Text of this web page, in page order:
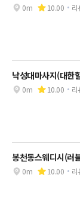
0m 10.00 리
낙성대마사지(대한
0m 10.00 리
봉천동스웨디시(러
0m 10.00 리